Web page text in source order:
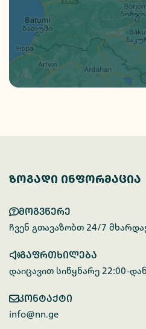
ზოგადი ინფორმაცია
მოგვწერე
ჩვენ გთავაზობთ 24/7
გაფრთხილება
დაიცავით სიწყნარე 22:00-
კონტაქტი
info@nn.ge